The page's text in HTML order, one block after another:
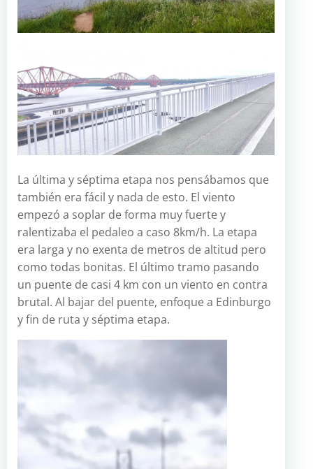
La última y séptima etapa nos pensábamos que
también era fácil y nada de esto. El viento
empezó a soplar de forma muy fuerte y
ralentizaba el pedaleo a caso 8km/h. La etapa
era larga y no exenta de metros de altitud pero
como todas bonitas. El último tramo pasando
un puente de casi 4 km con un viento en contra
brutal. Al bajar del puente, enfoque a Edinburgo
y fin de ruta y séptima etapa.